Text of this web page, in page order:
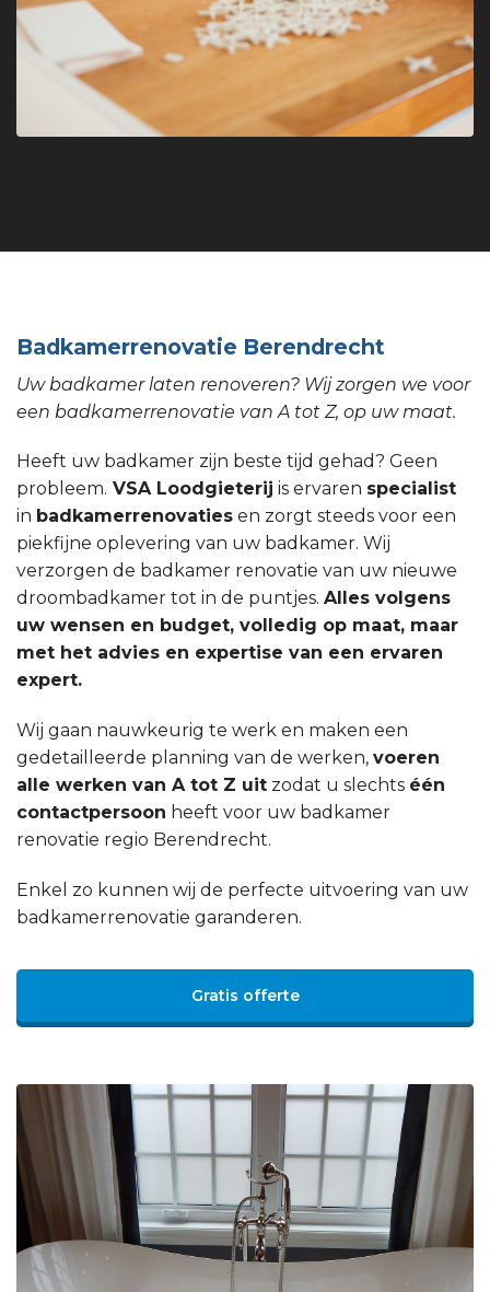
Badkamerrenovatie Berendrecht
Uw badkamer laten renoveren? Wij zorgen we voor
een badkamerrenovatie van A tot Z, op uw maat.
Heeft uw badkamer zijn beste tijd gehad? Geen
probleem. VSA Loodgieterij is ervaren specialist
in badkamerrenovaties en zorgt steeds voor een
piekfijne oplevering van uw badkamer. Wij
verzorgen de badkamer renovatie van uw nieuwe
droombadkamer tot in de puntjes. Alles volgens
uw wensen en budget, volledig op maat, maar
met het advies en expertise van een ervaren
expert.
Wij gaan nauwkeurig te werk en maken een
gedetailleerde planning van de werken, voeren
alle werken van A tot Z uit zodat u slechts één
contactpersoon heeft voor uw badkamer
renovatie regio Berendrecht.
Enkel zo kunnen wij de perfecte uitvoering van uw
badkamerrenovatie garanderen.
Gratis offerte